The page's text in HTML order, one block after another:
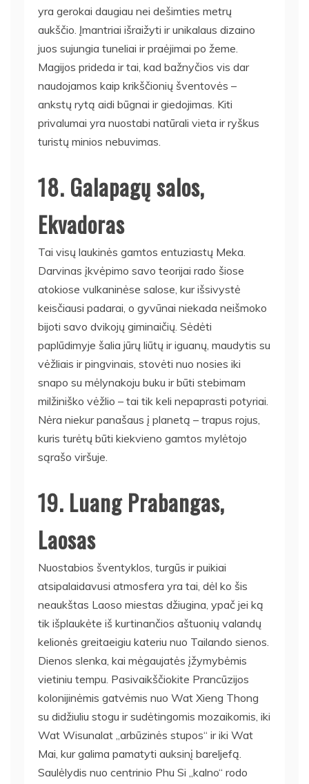
yra gerokai daugiau nei dešimties metrų
aukščio. Įmantriai išraižyti ir unikalaus dizaino
juos sujungia tuneliai ir praėjimai po žeme.
Magijos prideda ir tai, kad bažnyčios vis dar
naudojamos kaip krikščionių šventovės –
ankstų rytą aidi būgnai ir giedojimas. Kiti
privalumai yra nuostabi natūrali vieta ir ryškus
turistų minios nebuvimas.
18. Galapagų salos,
Ekvadoras
Tai visų laukinės gamtos entuziastų Meka.
Darvinas įkvėpimo savo teorijai rado šiose
atokiose vulkaninėse salose, kur išsivystė
keisčiausi padarai, o gyvūnai niekada neišmoko
bijoti savo dvikojų giminaičių. Sėdėti
paplūdimyje šalia jūrų liūtų ir iguanų, maudytis su
vėžliais ir pingvinais, stovėti nuo nosies iki
snapo su mėlynakoju buku ir būti stebimam
milžiniško vėžlio – tai tik keli nepaprasti potyriai.
Nėra niekur panašaus į planetą – trapus rojus,
kuris turėtų būti kiekvieno gamtos mylėtojo
sąrašo viršuje.
19. Luang Prabangas,
Laosas
Nuostabios šventyklos, turgūs ir puikiai
atsipalaidavusi atmosfera yra tai, dėl ko šis
neaukštas Laoso miestas džiugina, ypač jei ką
tik išplaukėte iš kurtinančios aštuonių valandų
kelionės greitaeigiu kateriu nuo Tailando sienos.
Dienos slenka, kai mėgaujatės įžymybėmis
vietiniu tempu. Pasivaikščiokite Prancūzijos
kolonijinėmis gatvėmis nuo Wat Xieng Thong
su didžiuliu stogu ir sudėtingomis mozaikomis, iki
Wat Wisunalat „arbūzinės stupos“ ir iki Wat
Mai, kur galima pamatyti auksinį bareljefą.
Saulėlydis nuo centrinio Phu Si „kalno“ rodo